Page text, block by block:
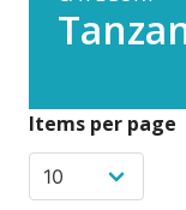
Items per page